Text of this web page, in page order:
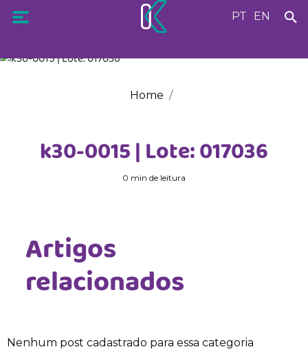
PT EN
Home
k30-0015 | Lote: 017036
0 min de leitura
Artigos
relacionados
Nenhum post cadastrado para essa categoria